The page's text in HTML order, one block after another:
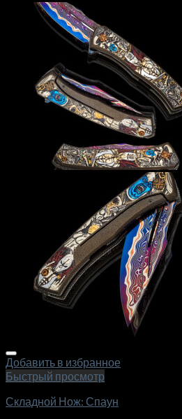
Добавить в избранное
Быстрый просмотр
Складной Нож: Спаун